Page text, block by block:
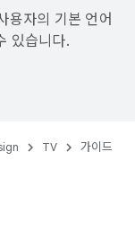
용자의 기본 언어
있습니다.
TV 가이드